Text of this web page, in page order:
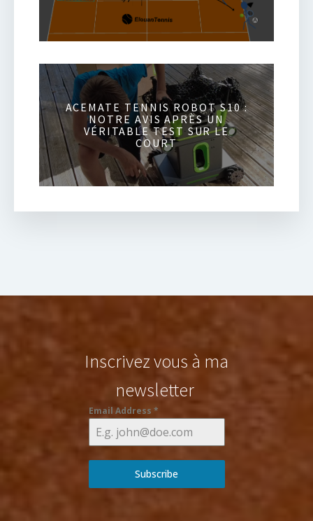
ACEMATE TENNIS ROBOT S10 :
NOTRE AVIS APRÈS UN
VÉRITABLE TEST SUR LE
COURT
Inscrivez vous à ma
newsletter
Email Address *
Subscribe